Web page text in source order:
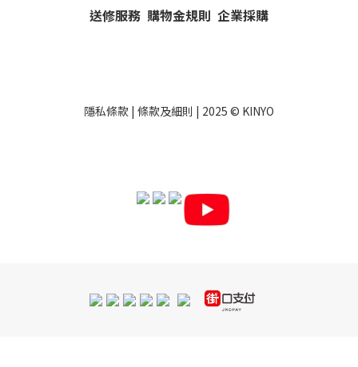
送修服務 購物金規則 企業採購
隱私條款 | 條款及細則 | 2025 © KINYO